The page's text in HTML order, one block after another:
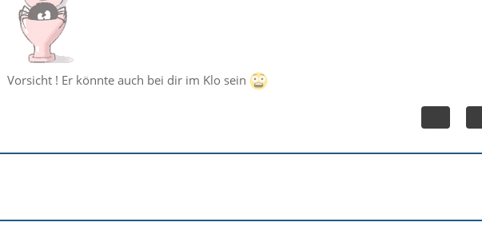
Vorsicht ! Er könnte auch bei dir im Klo sein